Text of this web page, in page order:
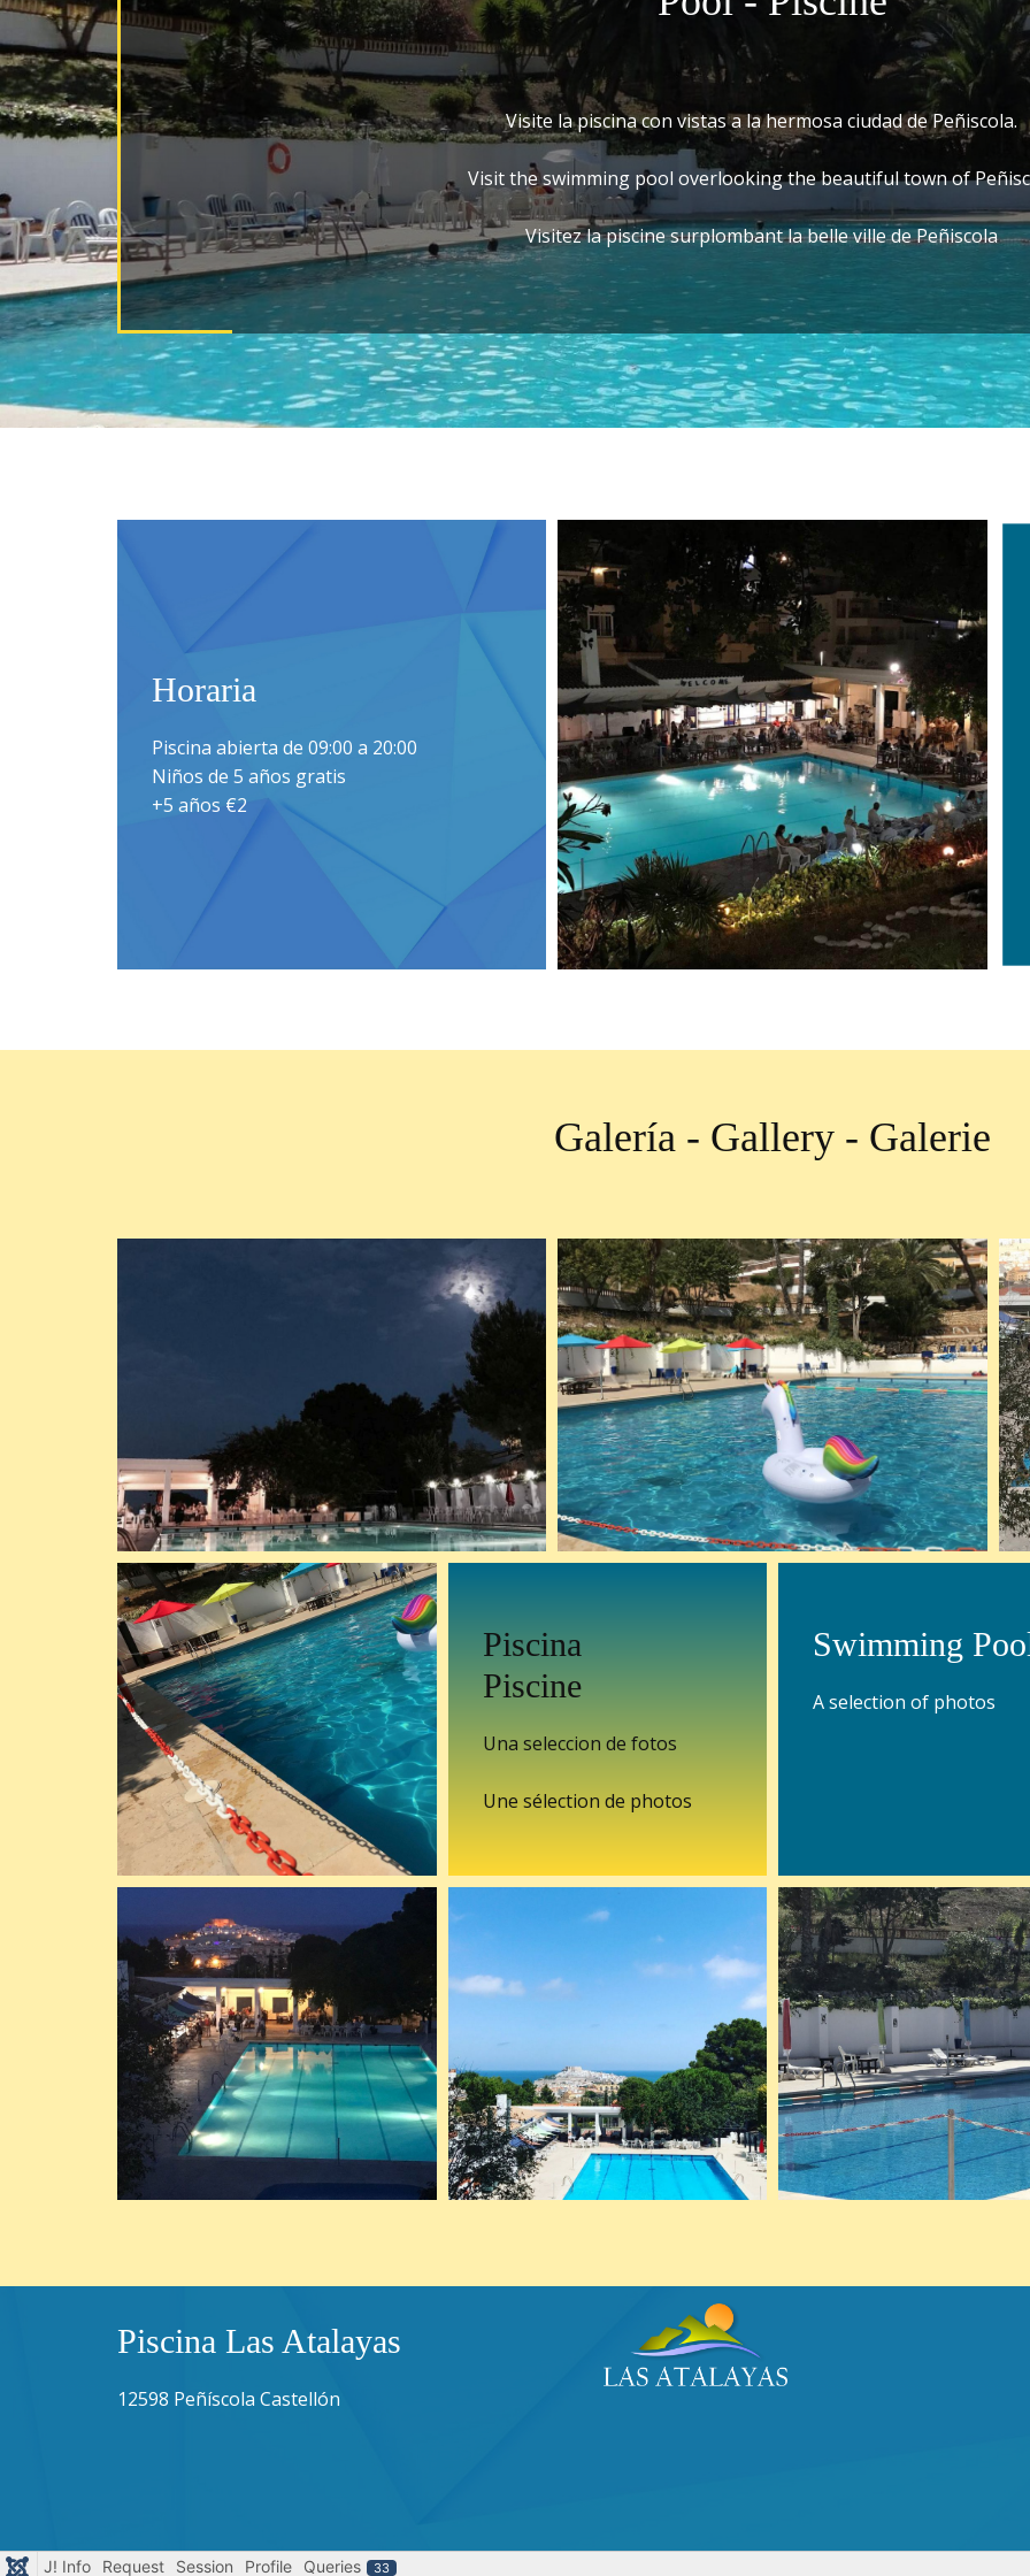
Visite la piscina con vistas a la hermosa ciudad de Peñiscola.
Visit the swimming pool overlooking the beautiful town of
Visitez la piscine surplombant la belle ville de Peñiscola
Horaria
Piscina abierta de 09:00 a 20:00
Niños de 5 años gratis
+5 años €2
Galería - Gallery - Galerie
Piscina
Piscine
Una seleccion de fotos
Une sélection de photos
Swimming
A selection of photos
Piscina Las Atalayas
12598 Peñíscola Castellón
J! Info Request Session Profile Queries 33